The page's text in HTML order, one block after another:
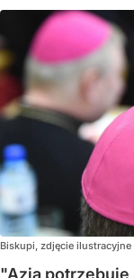
Biskupi, zdjęcie ilustracyjne
"Azja potrzebuje